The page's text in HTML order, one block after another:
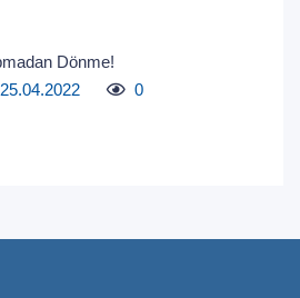
Dönme!
25.04.2022
0